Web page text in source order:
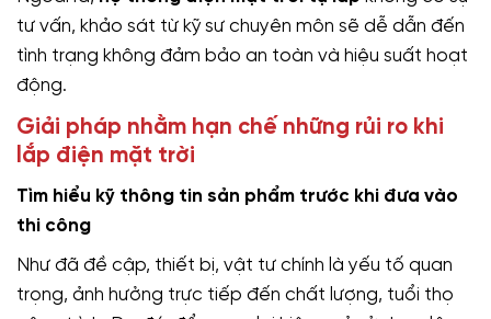
tư vấn, khảo sát từ kỹ sư chuyên môn sẽ dễ dẫn đến
tình trạng không đảm bảo an toàn và hiệu suất hoạt
động.
Giải pháp nhằm hạn chế những rủi ro khi
lắp điện mặt trời
Tìm hiểu kỹ thông tin sản phẩm trước khi đưa vào
thi công
Như đã đề cập, thiết bị, vật tư chính là yếu tố quan
trọng, ảnh hưởng trực tiếp đến chất lượng, tuổi thọ